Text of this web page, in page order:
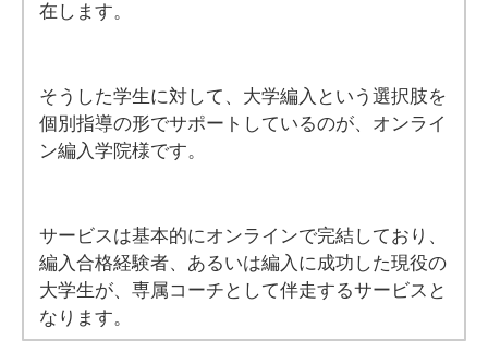
在します。
そうした学生に対して、大学編入という選択肢を
個別指導の形でサポートしているのが、オンライ
ン編入学院様です。
サービスは基本的にオンラインで完結しており、
編入合格経験者、あるいは編入に成功した現役の
大学生が、専属コーチとして伴走するサービスと
なります。